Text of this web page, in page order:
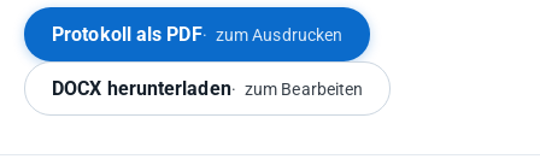
Protokoll als PDF zum Ausdrucken
DOCX herunterladen zum Bearbeiten